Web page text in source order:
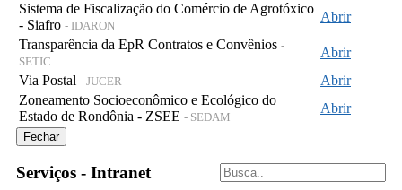
Sistema de Fiscalização do Comércio de Agrotóxico
- Siafro - IDARON
Abrir
Transparência da EpR Contratos e Convênios -
SETIC
Abrir
Via Postal - JUCER
Abrir
Zoneamento Socioeconômico e Ecológico do
Estado de Rondônia - ZSEE - SEDAM
Abrir
Fechar
Serviços - Intranet